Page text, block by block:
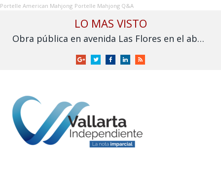
Portelle American Mahjong Portelle Mahjong Q&A
LO MAS VISTO
Obra pública en avenida Las Flores en el abandono
GoogleTwitterFacebookLinkedInRSS